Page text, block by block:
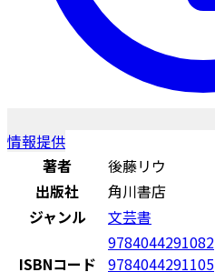
情報提供
著者
後藤リウ
出版社
角川書店
ジャンル
文芸書
ISBNコード
9784044291082
9784044291105